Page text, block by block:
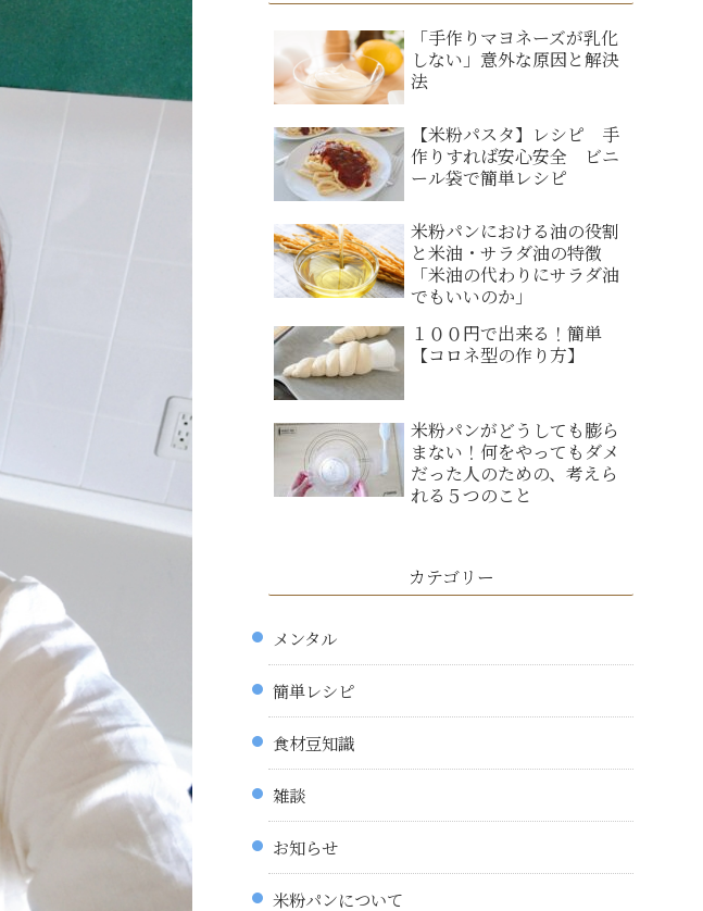
「手作りマヨネーズが乳化
しない」意外な原因と解決
法
【米粉パスタ】レシピ 手
作りすれば安心安全 ビニ
ール袋で簡単レシピ
米粉パンにおける油の役割
と米油・サラダ油の特徴
「米油の代わりにサラダ油
でもいいのか」
１００円で出来る！簡単
【コロネ型の作り方】
米粉パンがどうしても膨ら
まない！何をやってもダメ
だった人のための、考えら
れる５つのこと
カテゴリー
メンタル
簡単レシピ
食材豆知識
雑談
お知らせ
米粉パンについて